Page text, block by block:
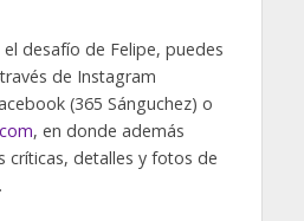
desafío de Felipe, puedes
de Instagram
(365 Sánguchez) o
, en donde además
críticas, detalles y fotos de